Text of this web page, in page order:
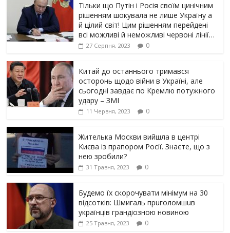
Тільки що Путін і Росія своїм цинічним
рішенням шoкyвaлa не лише Україну а
й цілий світ! Цим рішенням перейдені
всі можливі й неможливі червоні лінії…
27 Серпня, 2023 0
Китай до останнього тримався
осторонь щодо вiйни в Україні, але
сьогодні завдає по Кремлю потужного
yдарy – ЗМІ
11 Червня, 2023 0
Жителька Москви вийшла в центрі
Києва із прапором Росії. Знаєте, що з
нею зробили?
31 Травня, 2023 0
Будемо їх скорочувати мінімум на 30
відсотків: Шмигаль прuголомшuв
українців грaндіoзнoю новиною
25 Травня, 2023 0